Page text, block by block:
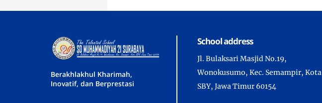
Berakhlakhul Kharimah,
Inovatif, dan Berprestasi
School address
Jl. Bulaksari Masjid No.19,
Wonokusumo, Kec. Semampir, Kota
SBY, Jawa Timur 60154